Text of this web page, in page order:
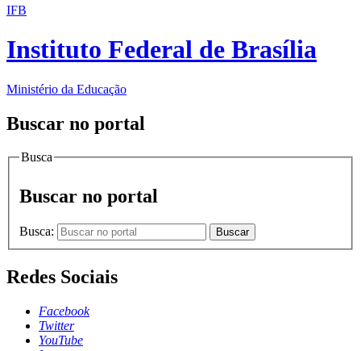
IFB
Instituto Federal de Brasília
Ministério da Educação
Buscar no portal
Busca
Buscar no portal
Busca: Buscar
Redes Sociais
Facebook
Twitter
YouTube